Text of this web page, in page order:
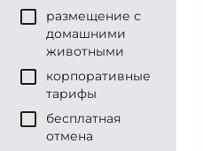
размещение с
домашними
животными
корпоративные
тарифы
бесплатная
отмена